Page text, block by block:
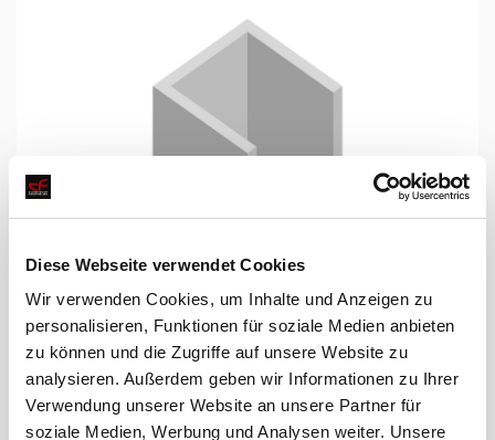
Diese Webseite verwendet Cookies
Wir verwenden Cookies, um Inhalte und Anzeigen zu
personalisieren, Funktionen für soziale Medien anbieten
zu können und die Zugriffe auf unsere Website zu
analysieren. Außerdem geben wir Informationen zu Ihrer
Verwendung unserer Website an unsere Partner für
soziale Medien, Werbung und Analysen weiter. Unsere
10x4x10x1
2600mm